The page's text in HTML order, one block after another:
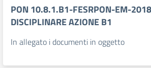
PON 10.8.1.B1-FESRPON-EM-
DISCIPLINARE AZIONE B1
In allegato i documenti in oggetto